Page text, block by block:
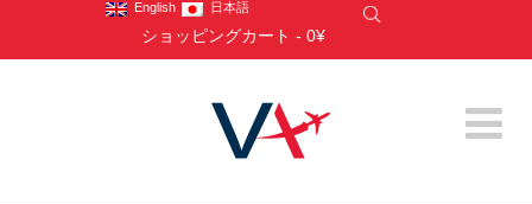
English 日本語
ショッピングカート - 0¥